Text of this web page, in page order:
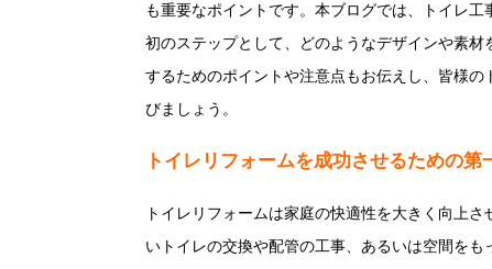
も重要なポイントです。本ブログでは、トイレ
初のステップとして、どのようなデザインや素
するためのポイントや注意点もお伝えし、皆様
びましょう。
トイレリフォームを成功させるための第
トイレリフォームは家庭の快適性を大きく向上
いトイレの交換や配管の工事、あるいは空間を